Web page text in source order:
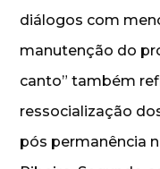
diálogos com
manutenção do
canto” também
ressocialização
pós permanência